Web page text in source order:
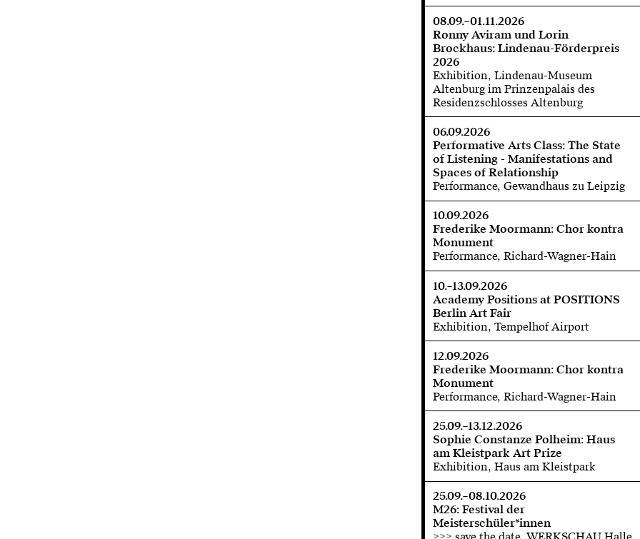
08.09.–01.11.2026
Ronny Aviram und Lorin
Brockhaus: Lindenau-Förderpreis
2026
Exhibition, Lindenau-Museum
Altenburg im Prinzenpalais des
Residenzschlosses Altenburg
06.09.2026
Performative Arts Class: The State
of Listening - Manifestations and
Spaces of Relationship
Performance, Gewandhaus zu Leipzig
10.09.2026
Frederike Moormann: Chor kontra
Monument
Performance, Richard-Wagner-Hain
10.–13.09.2026
Academy Positions at POSITIONS
Berlin Art Fair
Exhibition, Tempelhof Airport
12.09.2026
Frederike Moormann: Chor kontra
Monument
Performance, Richard-Wagner-Hain
25.09.–13.12.2026
Sophie Constanze Polheim: Haus
am Kleistpark Art Prize
Exhibition, Haus am Kleistpark
25.09.–08.10.2026
M26: Festival der
Meisterschüler*innen